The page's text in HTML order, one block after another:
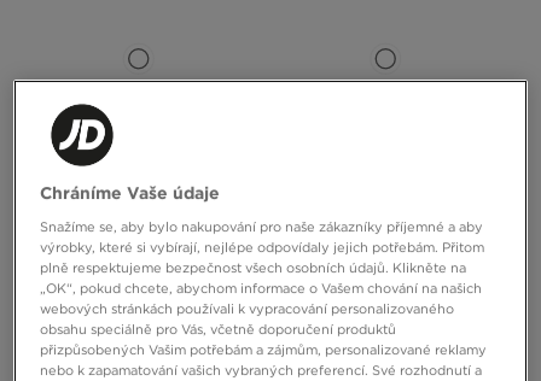
NIKE W AIR MAX MOTO 2K
+1
3390 Kč
NIKE W AIR MAX MOTO 2K
3390 Kč
Chráníme Vaše údaje
Snažíme se, aby bylo nakupování pro naše zákazníky příjemné a aby
výrobky, které si vybírají, nejlépe odpovídaly jejich potřebám. Přitom
plně respektujeme bezpečnost všech osobních údajů. Klikněte na
„OK“, pokud chcete, abychom informace o Vašem chování na našich
webových stránkách používali k vypracování personalizovaného
obsahu speciálně pro Vás, včetně doporučení produktů
přizpůsobených Vašim potřebám a zájmům, personalizované reklamy
nebo k zapamatování vašich vybraných preferencí. Své rozhodnutí a